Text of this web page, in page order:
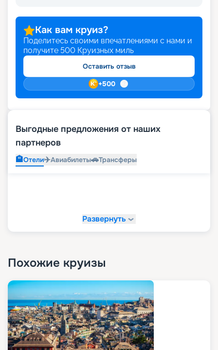
Как вам круиз?
Поделитесь своими впечатлениями с нами и
получите 500 Круизных миль
Оставить отзыв
+500
Выгодные предложения от наших
партнеров
🏨Отели✈️Авиабилеты🚗Трансферы
Развернуть
Похожие круизы